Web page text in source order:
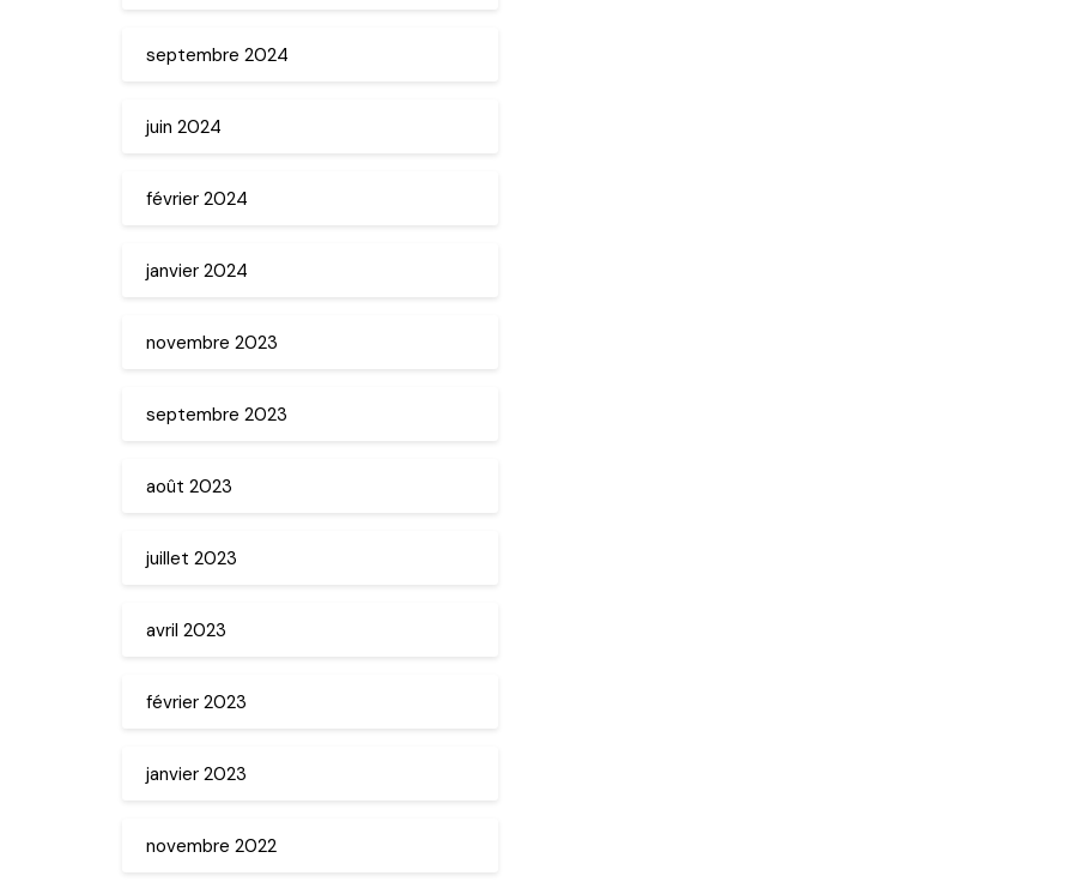
septembre 2024
juin 2024
février 2024
janvier 2024
novembre 2023
septembre 2023
août 2023
juillet 2023
avril 2023
février 2023
janvier 2023
novembre 2022